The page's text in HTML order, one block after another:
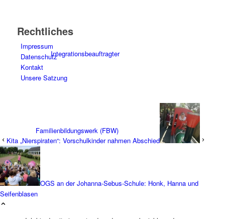
Integrationsbeauftragter
Familienbildungswerk (FBW)
Rechtliches
Impressum
Datenschutz
Kontakt
Unsere Satzung
Kita „Nierspiraten“: Vorschulkinder nahmen Abschied
OGS an der Johanna-Sebus-Schule: Honk, Hanna und
Seifenblasen